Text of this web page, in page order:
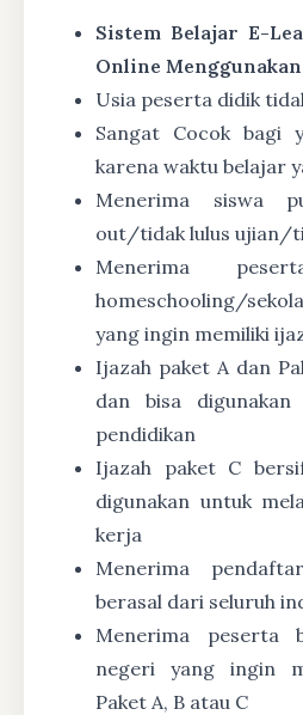
Sistem Belajar E-
Online
Usia peserta didik
Sangat Cocok bagi
karena waktu belajar
Menerima siswa
out/tidak lulus ujian/
Menerima
homeschooling/
yang ingin memiliki
Ijazah paket A dan
dan bisa digunakan
pendidikan
Ijazah paket C
digunakan untuk
kerja
Menerima
berasal dari seluruh
Menerima peserta
negeri yang ingin
Paket A, B atau C